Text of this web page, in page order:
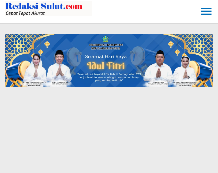
Lewati
ke
konten